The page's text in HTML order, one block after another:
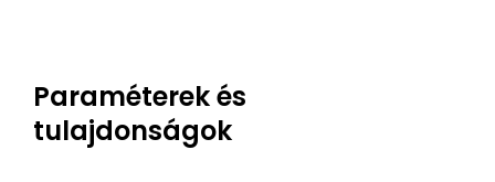
Paraméterek és
tulajdonságok